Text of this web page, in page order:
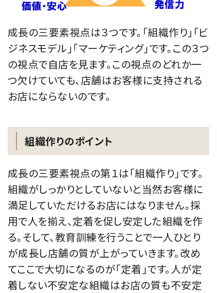
成長の三要素視点は３つです。「組織作り」「ビ
ジネスモデル」「マーケティング」です。この３つ
の視点で自店を見ます。この視点のどれか一
つ欠けていても、店舗はお客様に支持される
お店にならないのです。
組織作りのポイント
成長の三要素視点の第１は「組織作り」です。
組織がしっかりとしていないと当然お客様に
満足していただけるお店にはなりません。採
用で人を揃え、定着を促し安定した組織を作
る。そして、教育訓練を行うことで一人ひとり
が成長し店舗の質が上がっていきます。改め
てここで大切になるのが「定着」です。人が定
着しない不安定な組織はお店の質も不安定